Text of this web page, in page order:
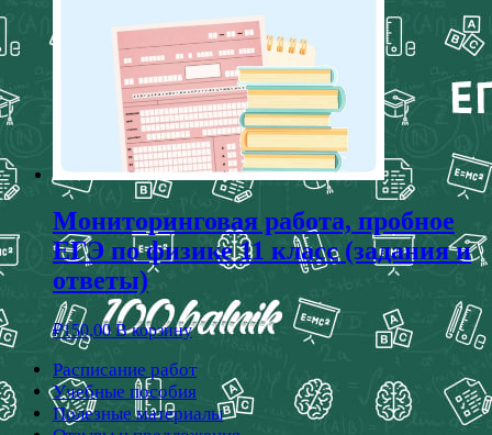
Мониторинговая работа, пробное
ЕГЭ по физике 11 класс (задания и
ответы)
₽150,00 В корзину
Расписание работ
Учебные пособия
Полезные материалы